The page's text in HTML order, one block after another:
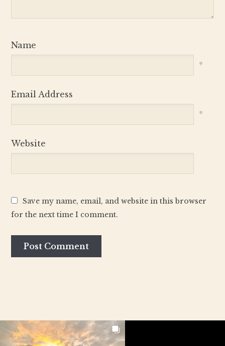
Name
*
Email Address
*
Website
Save my name, email, and website in this browser
for the next time I comment.